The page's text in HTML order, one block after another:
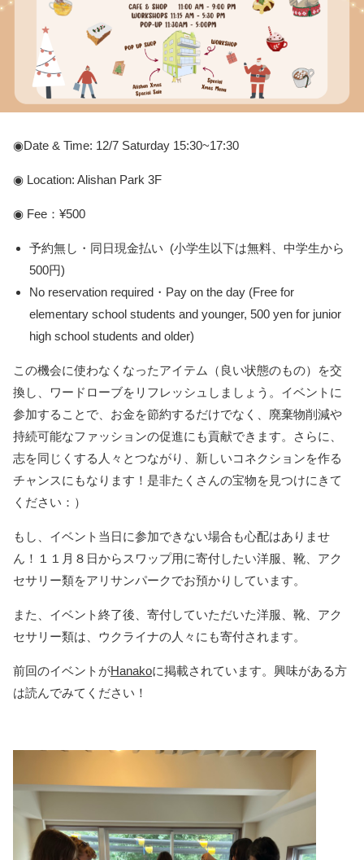
◉Date & Time: 12/7 Saturday 15:30~17:30
◉ Location: Alishan Park 3F
◉ Fee：¥500
予約無し・同日現金払い (小学生以下は無料、中学生から
500円)
No reservation required・Pay on the day (Free for
elementary school students and younger, 500 yen for junior
high school students and older)
この機会に使わなくなったアイテム（良い状態のもの）を交
換し、ワードローブをリフレッシュしましょう。イベントに
参加することで、お金を節約するだけでなく、廃棄物削減や
持続可能なファッションの促進にも貢献できます。さらに、
志を同じくする人々とつながり、新しいコネクションを作る
チャンスにもなります！是非たくさんの宝物を見つけにきて
ください：）
もし、イベント当日に参加できない場合も心配はありませ
ん！１１月８日からスワップ用に寄付したい洋服、靴、アク
セサリー類をアリサンパークでお預かりしています。
また、イベント終了後、寄付していただいた洋服、靴、アク
セサリー類は、ウクライナの人々にも寄付されます。
前回のイベントがHanakoに掲載されています。興味がある方
は読んでみてください！